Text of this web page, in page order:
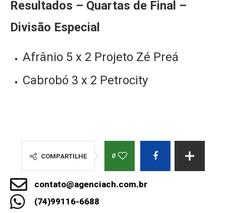
Resultados – Quartas de Final –
Divisão Especial
Afrânio 5 x 2 Projeto Zé Preá
Cabrobó 3 x 2 Petrocity
COMPARTILHE 0
contato@agenciach.com.br
(74)99116-6688